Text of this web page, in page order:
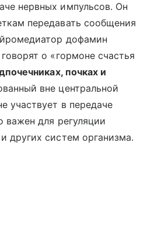
нервных импульсов. Он
передавать сообщения
дофамин
о «гормоне счастья
почках и
вне центральной
участвует в передаче
важен для регуляции
других систем организма.